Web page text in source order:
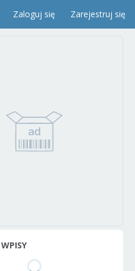
Zaloguj się Zarejestruj się